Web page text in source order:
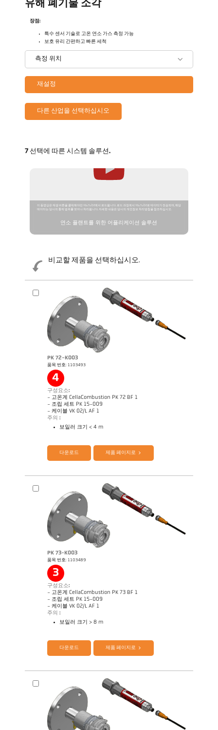
유해 폐기물 소각
장점:
특수 센서 기술로 고온 연소 가스 측정 가능
보호 유리 간편하고 빠른 세척
측정 위치
재설정
다른 산업을 선택하십시오
7 선택에 따른 시스템 솔루션.
이 동영상은 재생 버튼을 클릭해야만 YouTube에서 로드됩니다. 로드 과정에서 YouTube로 데이터가 전송되며, 해당
데이터는 당사의 통제 범위를 벗어나 처리됩니다. 자세한 내용은 당사의 개인정보 처리방침을 참조하십시오.
연소 플랜트를 위한 어플리케이션 솔루션
비교할 제품을 선택하십시오.
PK 72-K003
품목 번호: 1103493
4
구성요소:
- 고온계 CellaCombustion PK 72 BF 1
- 조립 세트 PK 15-009
- 케이블 VK 02/L AF 1
주의 :
보일러 크기 < 4 m
제품 카다로그 CellaTemp PK PKF PKL
기술 보고서 Optical temperature
measurement in combustion plants
다운로드 제품 페이지로
PK 73-K003
품목 번호: 1103489
3
구성요소:
- 고온계 CellaCombustion PK 73 BF 1
- 조립 세트 PK 15-009
- 케이블 VK 02/L AF 1
주의 :
보일러 크기 > 8 m
제품 카다로그 CellaTemp PK PKF PKL
다운로드 제품 페이지로